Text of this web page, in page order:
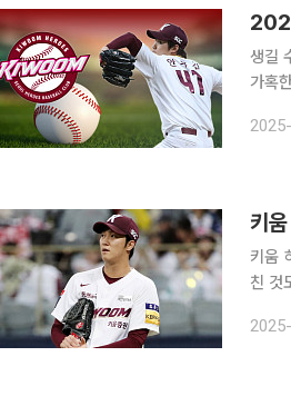
생길
가혹한데요. 모두의 환호를 받았던 2022년과는
구’와
키
키움
친 것
구단